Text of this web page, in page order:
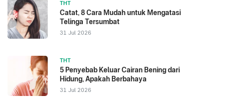
THT
Catat, 8 Cara Mudah untuk Mengatasi
Telinga Tersumbat
31 Jul 2026
THT
5 Penyebab Keluar Cairan Bening dari
Hidung, Apakah Berbahaya
31 Jul 2026